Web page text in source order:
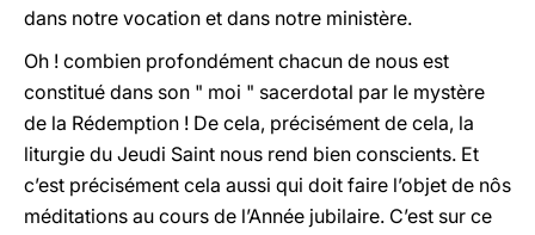
dans notre vocation et dans notre ministère.
Oh ! combien profondément chacun de nous est
constitué dans son " moi " sacerdotal par le mystère
de la Rédemption ! De cela, précisément de cela, la
liturgie du Jeudi Saint nous rend bien conscients. Et
c’est précisément cela aussi qui doit faire l’objet de nôs
méditations au cours de l’Année jubilaire. C’est sur ce